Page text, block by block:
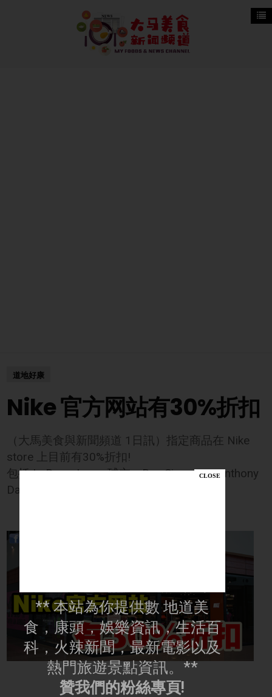
道地好康
Nike 官方网站有30%折扣
（大馬美食與新聞頻道 1日訊）指定商品在 Nike
store 上目前有30%折扣!
包括 LeBron James球衣，Ben Simmons, Anthony
Davis, Kevin Durant
** 本站為你提供數 地道美
食，康頭，娛樂資訊，生活百
科，火辣新聞，最新電影以及
熱門旅遊景點資訊。**
贊我們的粉絲專頁!